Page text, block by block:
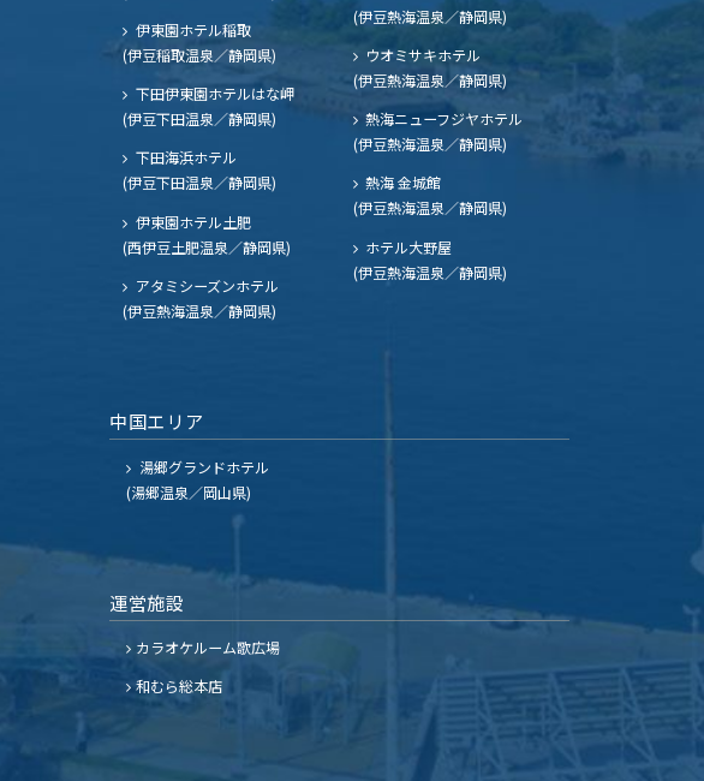
伊東園ホテル稲取
(伊豆稲取温泉／静岡県)
下田伊東園ホテルはな岬
(伊豆下田温泉／静岡県)
下田海浜ホテル
(伊豆下田温泉／静岡県)
伊東園ホテル土肥
(西伊豆土肥温泉／静岡県)
(伊豆熱海温泉／静岡県)
ウオミサキホテル
(伊豆熱海温泉／静岡県)
熱海ニューフジヤホテル
(伊豆熱海温泉／静岡県)
熱海 金城館
(伊豆熱海温泉／静岡県)
ホテル大野屋
(伊豆熱海温泉／静岡県)
アタミシーズンホテル
(伊豆熱海温泉／静岡県)
中国エリア
湯郷グランドホテル
(湯郷温泉／岡山県)
運営施設
カラオケルーム歌広場
和むら総本店